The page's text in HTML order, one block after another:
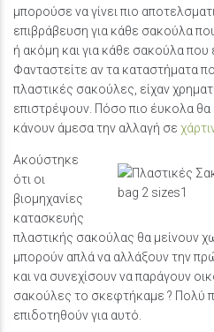
μπορούσε να γίνει πιο
επιβράβευση για κάθε σακούλα
ή ακόμη και για κάθε σακούλα που
Φανταστείτε αν τα καταστήματα
πλαστικές σακούλες, είχαν
επιστρέψουν. Πόσο πιο έυκολα θα
κάνουν άμεσα την αλλαγή σε
Ακούστηκε
ότι οι
βιομηχανίες
κατασκευής
πλαστικής σακούλας θα μείνουν
μπορούν απλά να αλλάξουν την
και να συνεχίσουν να παράγουν
σακούλες το σκεφτήκαμε ? Πολύ
επιδοτηθούν για αυτό.